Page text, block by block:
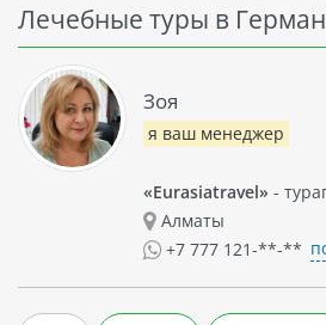
Лечебные туры в
Зоя
я ваш менеджер
«Eurasiatravel» -
Алматы
+7 777 121-**-**